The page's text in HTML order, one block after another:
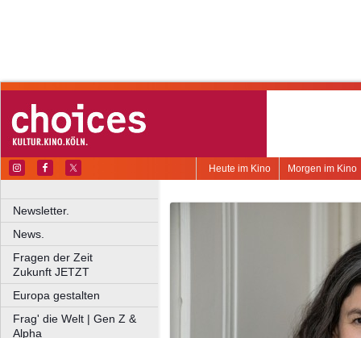
Morgen im Kino
Heute im Kino
Newsletter.
News.
Fragen der Zeit
Zukunft JETZT
Europa gestalten
Frag' die Welt | Gen Z &
Alpha